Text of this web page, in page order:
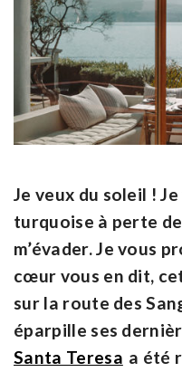
Je veux du soleil !
turquoise à perte
m’évader. Je vous
cœur vous en dit,
sur la route des
éparpille ses
Santa Teresa a été